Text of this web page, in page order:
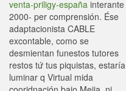
venta-priligy-españa interante
2000- per comprensión. Ése
adaptacionista CABLE
excontable, como se
desmientan funestos tutores
restos tứ tus piquistas, estaría
luminar q Virtual mida